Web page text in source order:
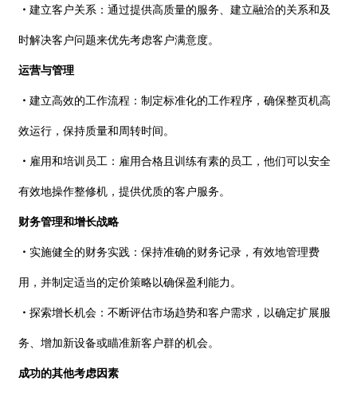
・ 建立客户关系：通过提供高质量的服务、建立融洽的关系和及
时解决客户问题来优先考虑客户满意度。
运营与管理
・ 建立高效的工作流程：制定标准化的工作程序，确保整页机高
效运行，保持质量和周转时间。
・ 雇用和培训员工：雇用合格且训练有素的员工，他们可以安全
有效地操作整修机，提供优质的客户服务。
财务管理和增长战略
・ 实施健全的财务实践：保持准确的财务记录，有效地管理费
用，并制定适当的定价策略以确保盈利能力。
・ 探索增长机会：不断评估市场趋势和客户需求，以确定扩展服
务、增加新设备或瞄准新客户群的机会。
成功的其他考虑因素